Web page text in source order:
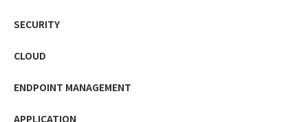
SECURITY
CLOUD
ENDPOINT MANAGEMENT
APPLICATION